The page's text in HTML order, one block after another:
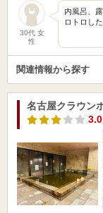
30代 女
性
内風呂、
ロトロし
関連情報から探す
名古屋クラウン